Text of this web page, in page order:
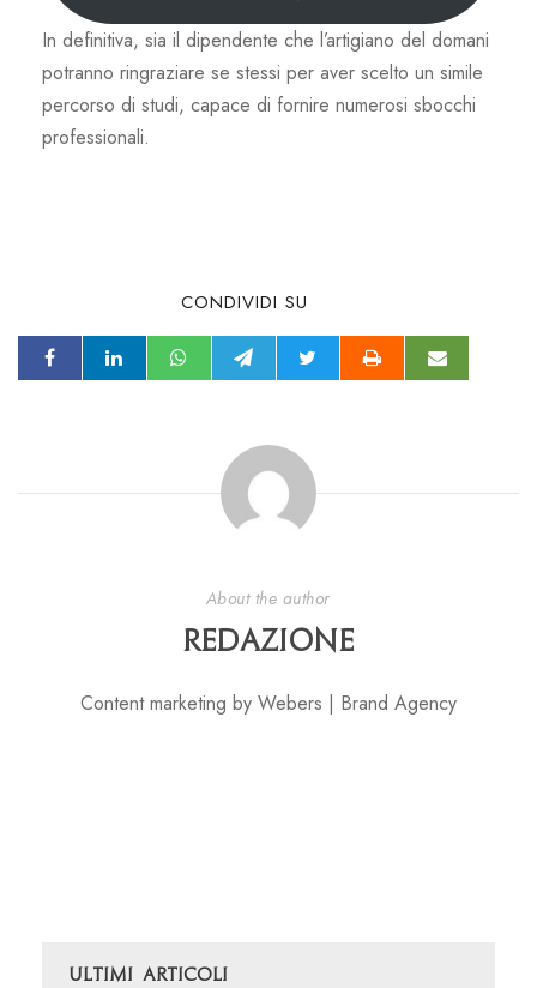
In definitiva, sia il dipendente che l’artigiano del domani
potranno ringraziare se stessi per aver scelto un simile
percorso di studi, capace di fornire numerosi sbocchi
professionali.
CONDIVIDI SU
About the author
Redazione
Content marketing by Webers | Brand Agency
Ultimi Articoli